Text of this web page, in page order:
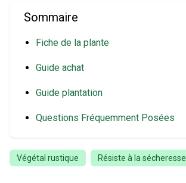
Sommaire
Fiche de la plante
Guide achat
Guide plantation
Questions Fréquemment Posées
Végétal rustique Résiste à la sécheresse